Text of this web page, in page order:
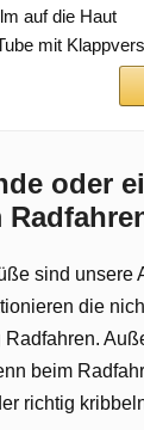
auf die Haut
mit
oder
sind unsere
die
beim
richtig